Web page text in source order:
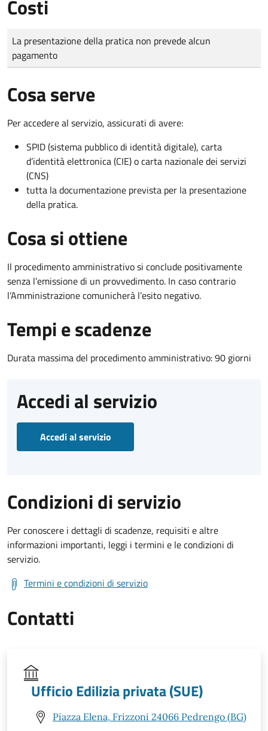
Costi
Tipo di pagamento
Importo
La presentazione della pratica non prevede alcun
pagamento
Cosa serve
Per accedere al servizio, assicurati di avere:
SPID (sistema pubblico di identità digitale), carta
d’identità elettronica (CIE) o carta nazionale dei servizi
(CNS)
tutta la documentazione prevista per la presentazione
della pratica.
Cosa si ottiene
Il procedimento amministrativo si conclude positivamente
senza l’emissione di un provvedimento. In caso contrario
l’Amministrazione comunicherà l’esito negativo.
Tempi e scadenze
Durata massima del procedimento amministrativo: 90 giorni
Accedi al servizio
Accedi al servizio
Condizioni di servizio
Per conoscere i dettagli di scadenze, requisiti e altre
informazioni importanti, leggi i termini e le condizioni di
servizio.
Termini e condizioni di servizio
Contatti
Ufficio Edilizia privata (SUE)
Piazza Elena, Frizzoni 24066 Pedrengo (BG)